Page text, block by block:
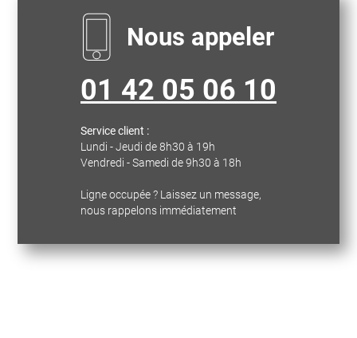
Nous appeler
01 42 05 06 10
Service client :
Lundi - Jeudi de 8h30 à 19h
Vendredi - Samedi de 9h30 à 18h
Ligne occupée ? Laissez un message,
nous rappelons immédiatement